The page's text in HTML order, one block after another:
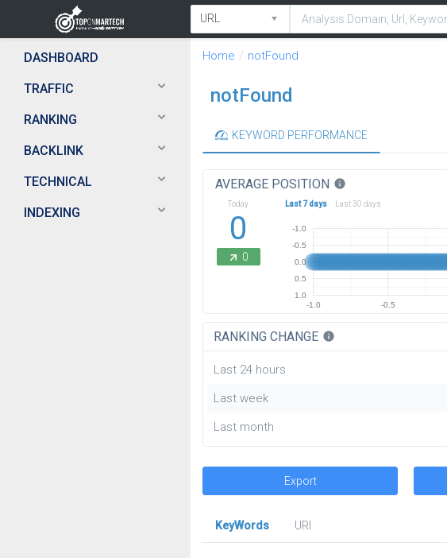
DASHBOARD
TRAFFIC
RANKING
BACKLINK
TECHNICAL
INDEXING
Home notFound
notFound
KEYWORD PERFORMANCE
AVERAGE POSITION info
Today
0
0
Last 7 days Last 30 days
-1.0 -0.5
-1.0
-0.5
0.0
0.5
1.0
RANKING CHANGE info
Last 24 hours
Last week
Last month
Export
KeyWords
URl